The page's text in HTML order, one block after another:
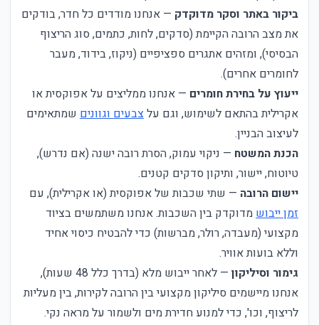
ביקור באתר וסקר מדוקדק — אנחנו מודדים כל חדר, בודקים
את מצב הרובה הקיימת (סדקים, לחות, כתמים, סוג הריצוף
הבסיסי), ומזהים אתגרים ספציפיים (ניקוז, בידוד, מעבר
לחומרים אחרים).
ייעוץ על בחירת חומרים — אנחנו ממליצים על אפוקסית או
אקרילית בהתאם לשימוש, וגם עלצבעים וגוונים שמתאימים
לעיצוב הבניין.
הכנת המשטח — ניקוי עמוק, הסרת רובה ישנה (אם נדרש),
טיוטוח, יישור, ותיקון סדקים קטנים.
יישום הרובה — שתי שכבות של אפוקסית (או אקרילית), עם
זמן ייבושמדוקדק בין השכבות. אנחנו משתמשים בציוד
מקצועי (מעבדה, רולר, מברשות) כדי להבטיח כיסוי אחיד
וללא בועות אוויר.
גימור וסיליקון
— לאחר ייבוש מלא (בדרך כלל 48 שעות),
אנחנו מיישמים סיליקון מקצועי בין הרובה לקירות, בין מעליות
לריצוף, וכו', כדי למנוע חדירת מים ולשמור על מראה נקי.